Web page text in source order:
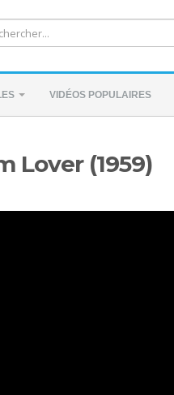
VIDÉOS POPULAIRES
Lover (1959)